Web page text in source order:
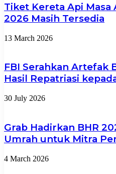
Tiket Kereta Api
2026 Masih Tersedia
13 March 2026
FBI Serahkan Artefak
Hasil Repatriasi
30 July 2026
Grab Hadirkan BHR
Umrah untuk Mitra
4 March 2026